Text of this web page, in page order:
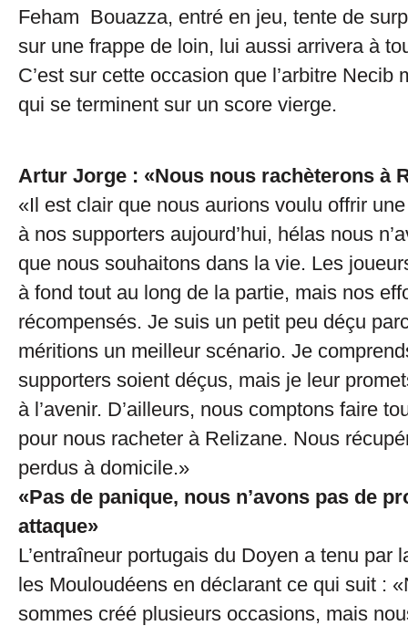
Feham Bouazza, entré en jeu, tente de
sur une frappe de loin, lui aussi arrivera à
C’est sur cette occasion que l’arbitre Necib
qui se terminent sur un score vierge.
Artur Jorge : «Nous nous rachèterons à
«Il est clair que nous aurions voulu offrir
à nos supporters aujourd’hui, hélas nous
que nous souhaitons dans la vie. Les
à fond tout au long de la partie, mais nos
récompensés. Je suis un petit peu déçu
méritions un meilleur scénario. Je
supporters soient déçus, mais je leur
à l’avenir. D’ailleurs, nous comptons faire
pour nous racheter à Relizane. Nous
perdus à domicile.»
«Pas de panique, nous n’avons pas de
attaque»
L’entraîneur portugais du Doyen a tenu par
les Mouloudéens en déclarant ce qui suit :
sommes créé plusieurs occasions, mais